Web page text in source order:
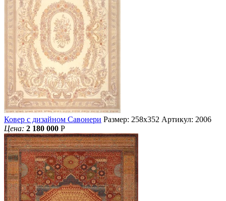
Ковер с дизайном Савонери Размер: 258х352 Артикул: 2006
Цена: 2 180 000 Р